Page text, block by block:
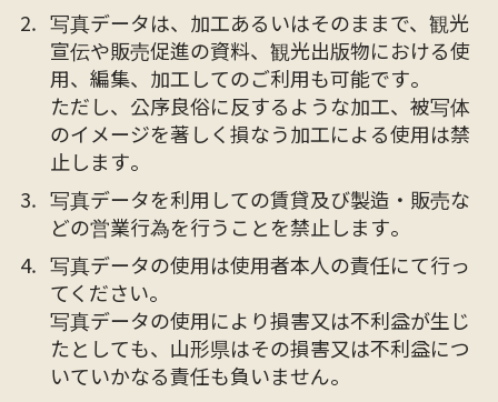
写真データは、加工あるいはそのままで、観光
宣伝や販売促進の資料、観光出版物における使
用、編集、加工してのご利用も可能です。
ただし、公序良俗に反するような加工、被写体
のイメージを著しく損なう加工による使用は禁
止します。
写真データを利用しての賃貸及び製造・販売な
どの営業行為を行うことを禁止します。
写真データの使用は使用者本人の責任にて行っ
てください。
写真データの使用により損害又は不利益が生じ
たとしても、山形県はその損害又は不利益につ
いていかなる責任も負いません。